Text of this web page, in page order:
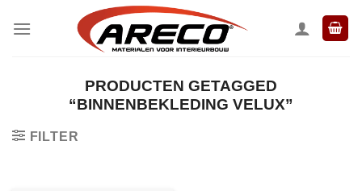
naar
PRODUCTEN GETAGGED
“BINNENBEKLEDING VELUX”
FILTER